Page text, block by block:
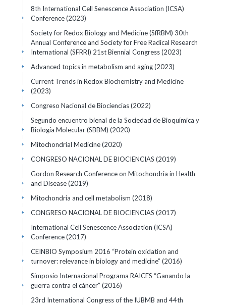
8th International Cell Senescence Association (ICSA)
Conference(2023)
+
Society for Redox Biology and Medicine (SfRBM) 30th
Annual Conference and Society for Free Radical Research
International (SFRRI) 21st Biennial Congress(2023)
+
Advanced topics in metabolism and aging(2023)
+
Current Trends in Redox Biochemistry and Medicine
(2023)
+
Congreso Nacional de Biociencias(2022)
+
Segundo encuentro bienal de la Sociedad de Bioquímica y
Biología Molecular (SBBM) (2020)
+
Mitochondrial Medicine(2020)
+
CONGRESO NACIONAL DE BIOCIENCIAS (2019)
+
Gordon Research Conference on Mitochondria in Health
and Disease(2019)
+
Mitochondria and cell metabolism (2018)
+
CONGRESO NACIONAL DE BIOCIENCIAS (2017)
+
International Cell Senescence Association (ICSA)
Conference(2017)
+
CEINBIO Symposium 2016 “Protein oxidation and
turnover: relevance in biology and medicine” (2016)
+
Simposio Internacional Programa RAICES “Ganando la
guerra contra el cáncer” (2016)
+
23rd International Congress of the IUBMB and 44th